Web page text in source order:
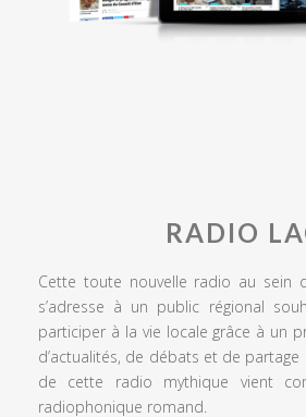
RADIO
Cette toute nouvelle radio au sein
s’adresse à un public régional
participer à la vie locale grâce à un
d’actualités, de débats et de partage
de cette radio mythique vient
radiophonique romand.